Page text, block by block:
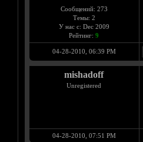
Сообщений: 273
Темы: 2
У нас с: Dec 2009
Рейтинг: 9
04-28-2010, 06:39 PM
mishadoff
Unregistered
04-28-2010, 07:51 PM